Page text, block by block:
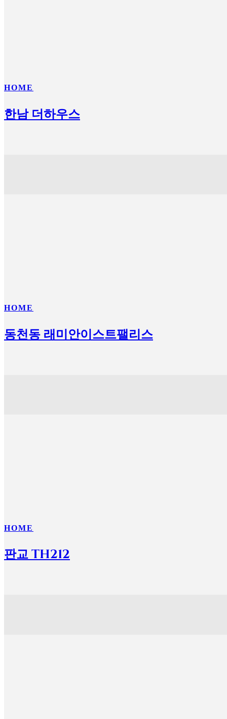
HOME
한남 더하우스
HOME
동천동 래미안이스트팰리스
HOME
판교 TH212